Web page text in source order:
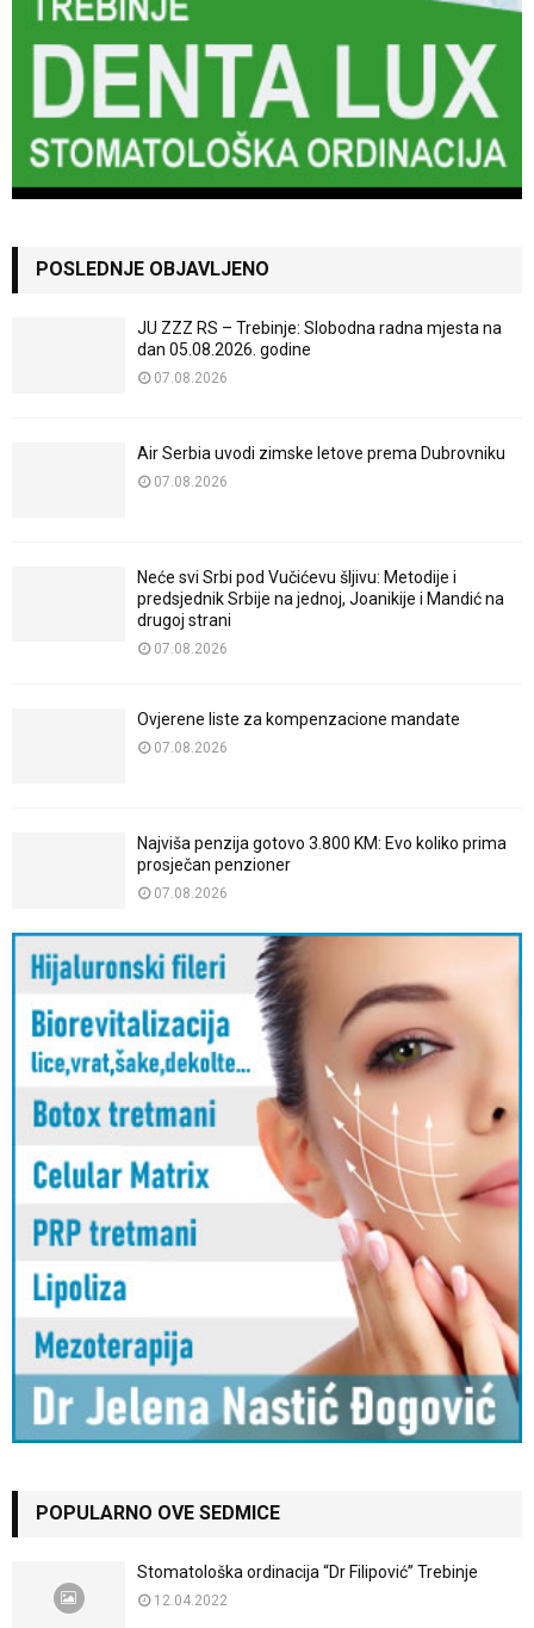
POSLEDNJE OBJAVLJENO
JU ZZZ RS – Trebinje: Slobodna radna mjesta na
dan 05.08.2026. godine
07.08.2026
Air Serbia uvodi zimske letove prema Dubrovniku
07.08.2026
Neće svi Srbi pod Vučićevu šljivu: Metodije i
predsjednik Srbije na jednoj, Joanikije i Mandić na
drugoj strani
07.08.2026
Ovjerene liste za kompenzacione mandate
07.08.2026
Najviša penzija gotovo 3.800 KM: Evo koliko prima
prosječan penzioner
07.08.2026
POPULARNO OVE SEDMICE
Stomatološka ordinacija “Dr Filipović” Trebinje
12.04.2022